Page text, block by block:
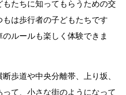
たちに知ってもらうための交
は歩行者の子どもたちです
ルールも楽しく体験できま
歩道や中央分離帯、上り坂、
て、小さな街のようになって